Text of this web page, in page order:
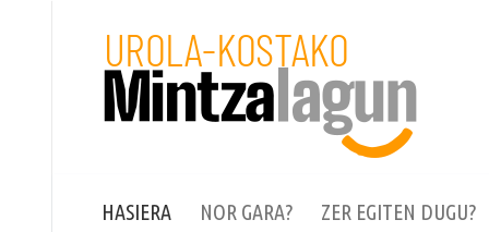
content
HASIERA NOR GARA? ZER EGITEN DUGU?